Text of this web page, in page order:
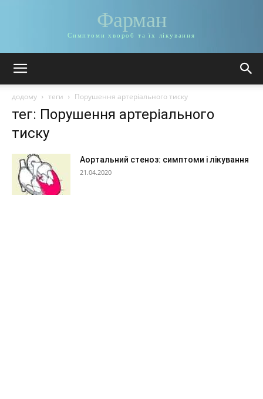
Фарман
Симптоми хвороб та їх лікування
додому теги Порушення артеріального тиску
тег: Порушення артеріального
тиску
Аортальний стеноз: симптоми і лікування
21.04.2020